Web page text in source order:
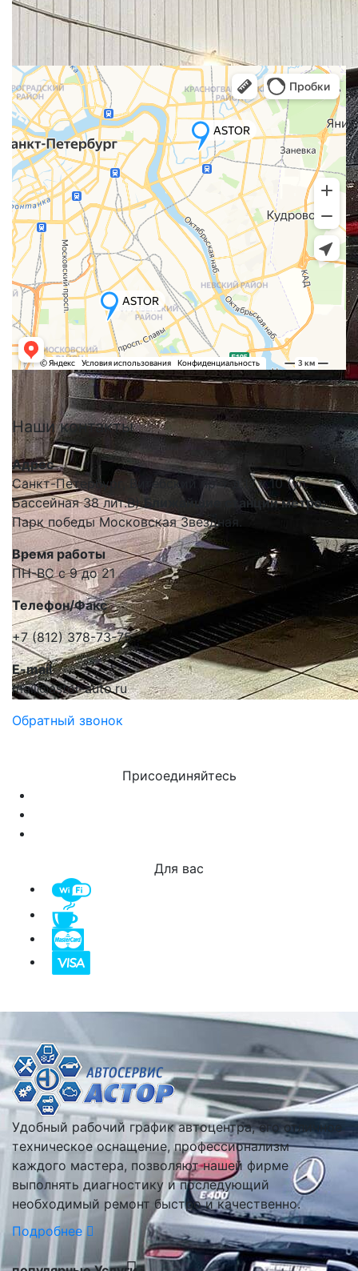
Нашиконтакты
Адрес
Санкт-Петербург, Витебский пр-т д.17 к.10 (ул.
Бассейная 38 лит.В)Ближайшие станции метро:
Парк победы Московская Звездная.
Время работы
ПН-ВС с 9 до 21
Телефон/Факс
+7 (812) 378-73-75
E-mail
mail@astor-auto.ru
Обратный звонок
Присоединяйтесь
Для вас
Удобный рабочий график автоцентра, его отличное
техническое оснащение, профессионализм
каждого мастера, позволяют нашей фирме
выполнять диагностику и последующий
необходимый ремонт быстро и качественно.
Подробнее